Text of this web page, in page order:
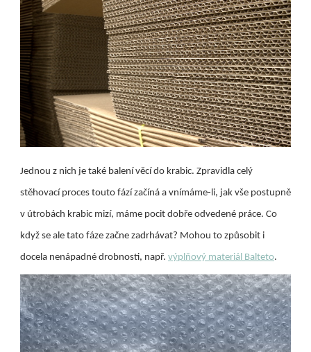
Jednou z nich je také balení věcí do krabic. Zpravidla celý
stěhovací proces touto fází začíná a vnímáme-li, jak vše postupně
v útrobách krabic mizí, máme pocit dobře odvedené práce. Co
když se ale tato fáze začne zadrhávat? Mohou to způsobit i
docela nenápadné drobnosti, např. výplňový materiál Balteto.